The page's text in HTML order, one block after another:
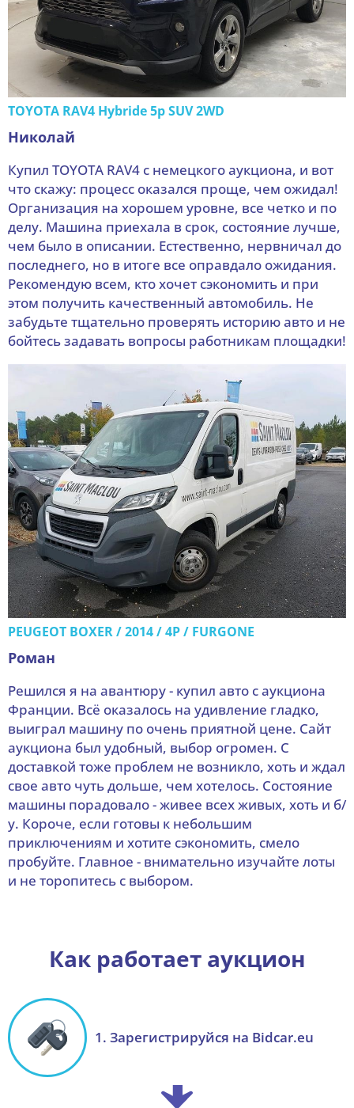
TOYOTA RAV4 Hybride 5p SUV 2WD
Николай
Купил TOYOTA RAV4 с немецкого аукциона, и вот
что скажу: процесс оказался проще, чем ожидал!
Организация на хорошем уровне, все четко и по
делу. Машина приехала в срок, состояние лучше,
чем было в описании. Естественно, нервничал до
последнего, но в итоге все оправдало ожидания.
Рекомендую всем, кто хочет сэкономить и при
этом получить качественный автомобиль. Не
забудьте тщательно проверять историю авто и не
бойтесь задавать вопросы работникам площадки!
PEUGEOT BOXER / 2014 / 4P / FURGONE
Роман
Решился я на авантюру - купил авто с аукциона
Франции. Всё оказалось на удивление гладко,
выиграл машину по очень приятной цене. Сайт
аукциона был удобный, выбор огромен. С
доставкой тоже проблем не возникло, хоть и ждал
свое авто чуть дольше, чем хотелось. Состояние
машины порадовало - живее всех живых, хоть и б/
у. Короче, если готовы к небольшим
приключениям и хотите сэкономить, смело
пробуйте. Главное - внимательно изучайте лоты
и не торопитесь с выбором.
Как работает аукцион
1. Зарегистрируйся на Bidcar.eu